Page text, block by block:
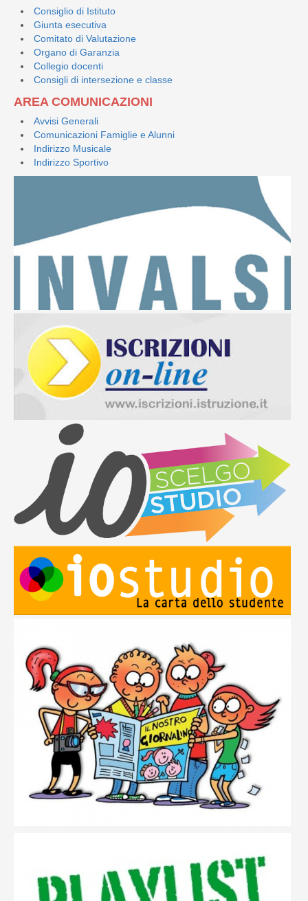
Consiglio di Istituto
Giunta esecutiva
Comitato di Valutazione
Organo di Garanzia
Collegio docenti
Consigli di intersezione e classe
AREA COMUNICAZIONI
Avvisi Generali
Comunicazioni Famiglie e Alunni
Indirizzo Musicale
Indirizzo Sportivo